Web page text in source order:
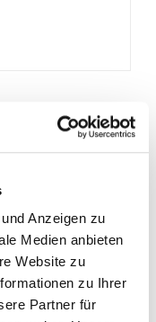
Anzeigen zu
Medien anbieten
Website zu
zu Ihrer
Partner für